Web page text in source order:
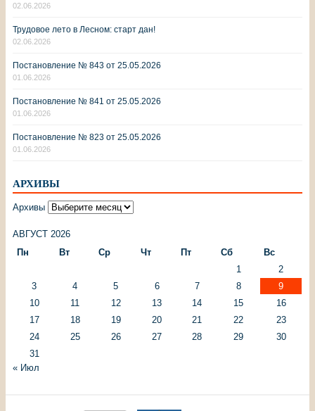
02.06.2026
Трудовое лето в Лесном: старт дан!
02.06.2026
Постановление № 843 от 25.05.2026
01.06.2026
Постановление № 841 от 25.05.2026
01.06.2026
Постановление № 823 от 25.05.2026
01.06.2026
АРХИВЫ
Архивы
АВГУСТ 2026
Пн
Вт Ср Чт Пт Сб
Вс
1
2
3
4 5 6 7 8
9
10
11 12 13 14 15
16
17
18 19 20 21 22
23
24
25 26 27 28 29
30
31
« Июл